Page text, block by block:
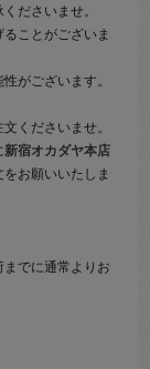
ださいませ。
ことがございま
がございます。
くださいませ。
新宿オカダヤ本店
お願いいたしま
までに通常よりお